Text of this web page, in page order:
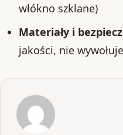
włókno szklane)
Materiały i
jakości, nie